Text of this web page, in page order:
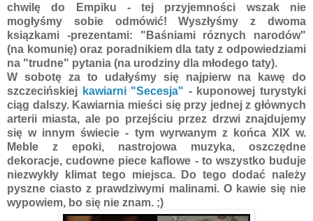
chwilę do Empiku - tej przyjemności wszak nie
mogłyśmy sobie odmówić! Wyszłyśmy z dwoma
ksiązkami -prezentami: "Baśniami róznych narodów"
(na komunię) oraz poradnikiem dla taty z odpowiedziami
na "trudne" pytania (na urodziny dla młodego taty).
W sobotę za to udałyśmy się najpierw na kawę do
szczecińskiej kawiarni "Secesja" - kuponowej turystyki
ciąg dalszy. Kawiarnia mieści się przy jednej z głównych
arterii miasta, ale po przejściu przez drzwi znajdujemy
się w innym świecie - tym wyrwanym z końca XIX w.
Meble z epoki, nastrojowa muzyka, oszczędne
dekoracje, cudowne piece kaflowe - to wszystko buduje
niezwykły klimat tego miejsca. Do tego dodać należy
pyszne ciasto z prawdziwymi malinami. O kawie się nie
wypowiem, bo się nie znam. ;)